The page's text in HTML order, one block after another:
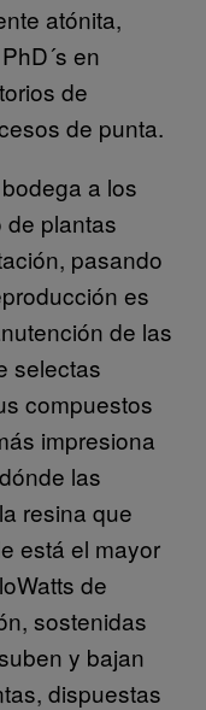
atónita,
en
de
de punta.
a los
plantas
pasando
es
de las
selectas
compuestos
impresiona
las
resina que
está el mayor
de
sostenidas
y bajan
dispuestas